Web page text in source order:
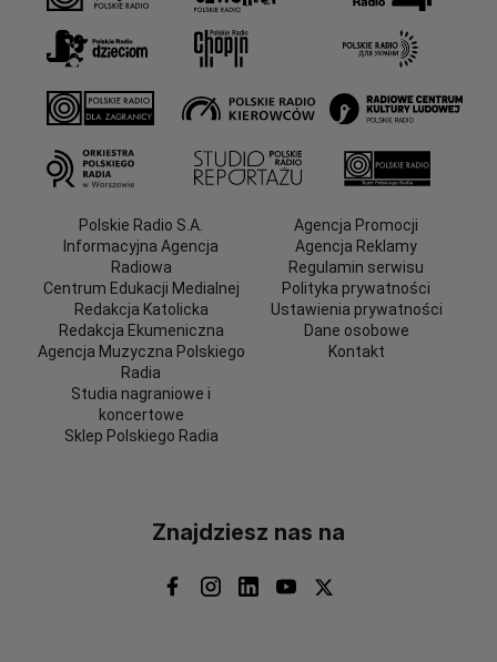
Polskie Radio S.A.
Informacyjna Agencja
Radiowa
Centrum Edukacji Medialnej
Redakcja Katolicka
Redakcja Ekumeniczna
Agencja Muzyczna Polskiego
Radia
Studia nagraniowe i
koncertowe
Sklep Polskiego Radia
Agencja Promocji
Agencja Reklamy
Regulamin serwisu
Polityka prywatności
Ustawienia prywatności
Dane osobowe
Kontakt
Znajdziesz nas na